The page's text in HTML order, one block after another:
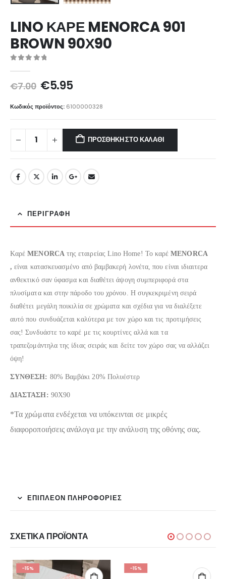
LINO ΚΑΡΕ MENORCA 901
BROWN 90Χ90
€7.00 Original
was:
€7.00.
€5.95Η
τιμή
είναι:
€5.95.
Κωδικός προϊόντος: 6100000328
ΠΡΟΣΘΉΚΗ ΣΤΟ ΚΑΛΆΘΙ
ΠΕΡΙΓΡΑΦΉ
KαρέMENORCA της εταιρείας Lino Home! To καρέMENORCA
, είναι κατασκευασμένo από βαμβακερή λονέτα, που είναι ιδιαιτερα
ανθεκτικό σαν ύφασμα και διαθέτει άψογη συμπεριφορά στα
πλυσίματα και στην πάροδο του χρόνου. Η συγκεκριμένη σειρά
διαθέτει μεγάλη ποικιλία σε χρώματα και σχέδια για να διαλέξετε
αυτό που συνδυάζεται καλύτερα με τον χώρο και τις προτιμήσεις
σας! Συνδυάστε το καρέ με τις κουρτίνες αλλά και τα
τραπεζομάντηλα της ίδιας σειράς και δείτε τον χώρο σας να αλλάζει
όψη!
ΣΥΝΘΕΣΗ: 80% Βαμβάκι 20% Πολυέστερ
ΔΙΑΣΤΑΣΗ: 90Χ90
*Τα χρώματα ενδέχεται να υπόκεινται σε μικρές
διαφοροποιήσεις ανάλογα με την ανάλυση της οθόνης σας.
ΕΠΙΠΛΈΟΝ ΠΛΗΡΟΦΟΡΊΕΣ
ΣΧΕΤΙΚΆ ΠΡΟΪΌΝΤΑ
-15% -15%